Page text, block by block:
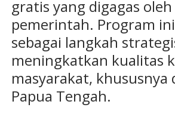
gratis yang digagas oleh
pemerintah. Program
sebagai langkah
meningkatkan kualitas
masyarakat, khususnya
Papua Tengah.